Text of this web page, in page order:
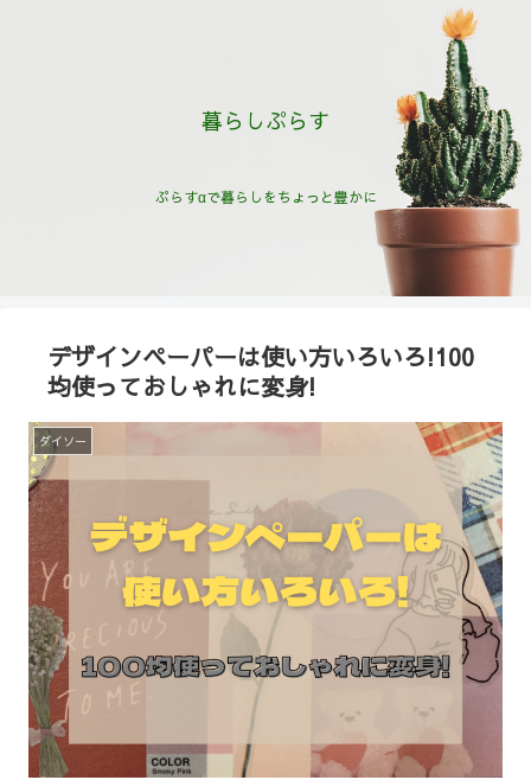
暮らしぷらす
ぷらすαで暮らしをちょっと豊かに
デザインペーパーは使い方いろいろ!100
均使っておしゃれに変身!
ダイソー